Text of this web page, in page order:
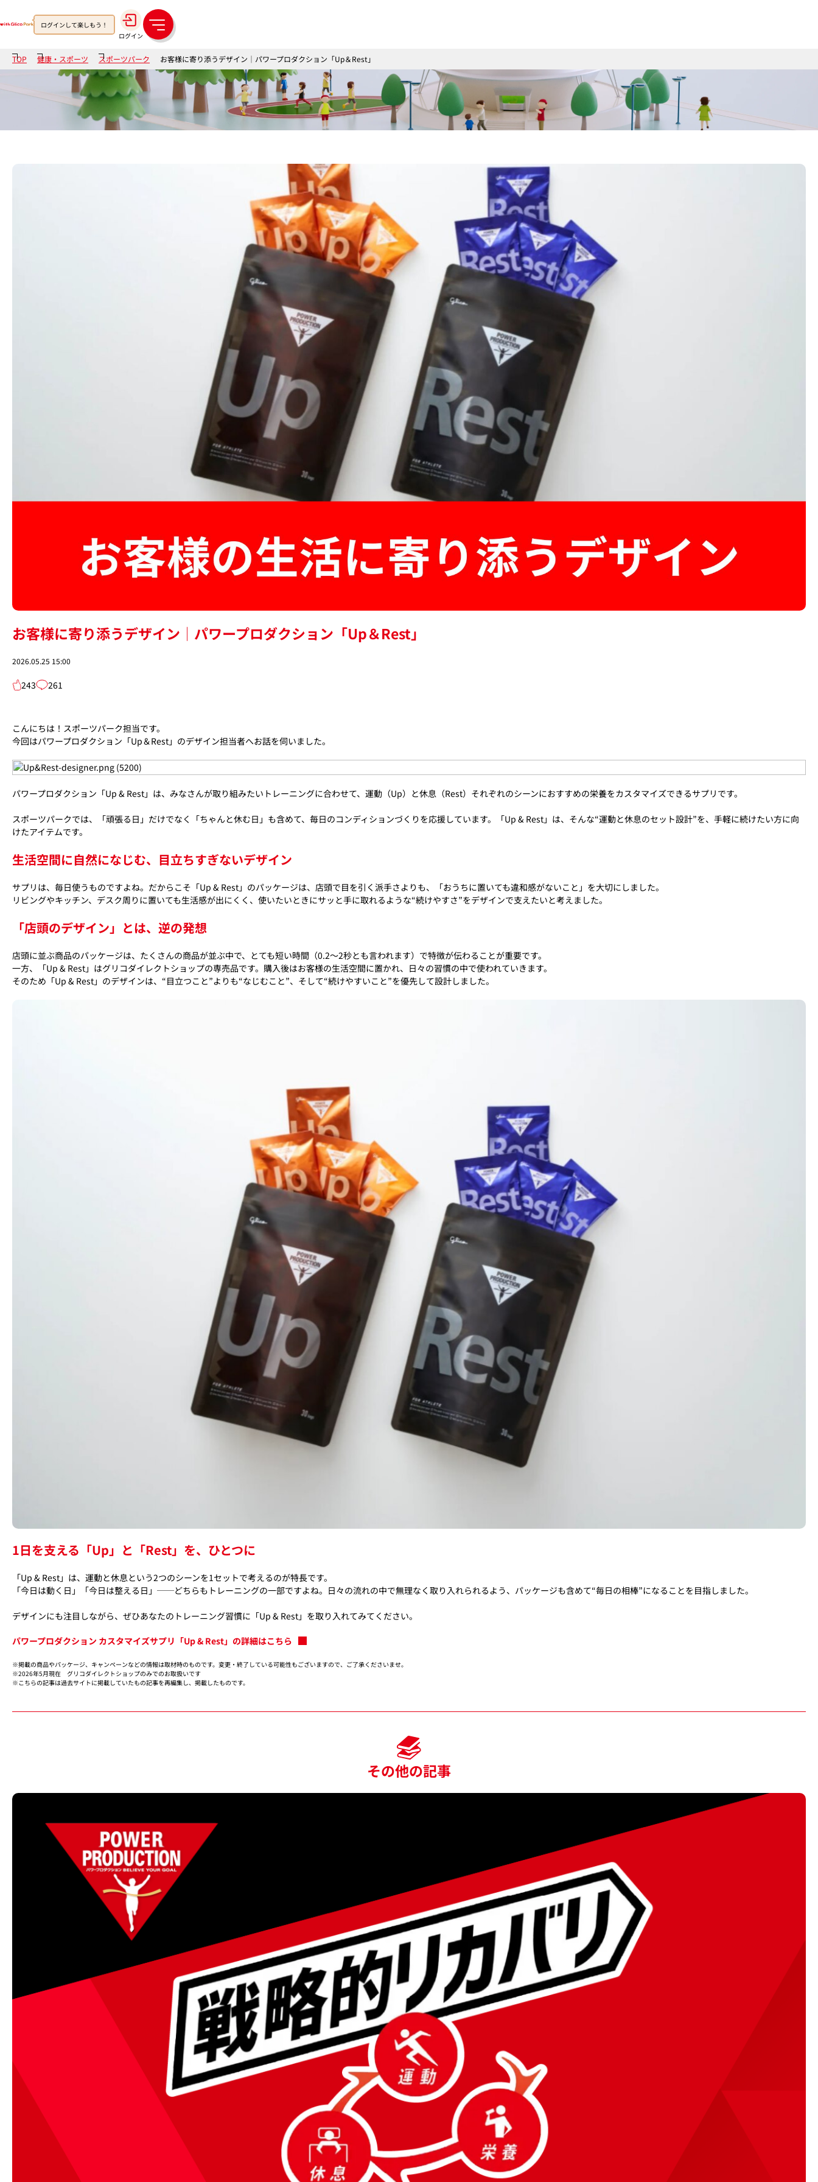
ログインして楽しもう！
ログイン
メ
ニ
ュ
ー
TOP 健康・スポーツ スポーツパーク お客様に寄り添うデザイン│パワープロダクション「Up＆Rest」
お客様に寄り添うデザイン│パワープロダクション「Up＆Rest」
2026.05.25 15:00
243 261
こんにちは！スポーツパーク担当です。
今回はパワープロダクション「Up＆Rest」のデザイン担当者へお話を伺いました。
パワープロダクション「Up & Rest」は、みなさんが取り組みたいトレーニングに合わせて、運動（Up）と休息（Rest）それぞれのシーンにおすすめの栄養をカスタマイズできるサプリです。
スポーツパークでは、「頑張る日」だけでなく「ちゃんと休む日」も含めて、毎日のコンディションづくりを応援しています。「Up & Rest」は、そんな“運動と休息のセット設計”を、手軽に続けたい方に向
けたアイテムです。
生活空間に自然になじむ、目立ちすぎないデザイン
サプリは、毎日使うものですよね。だからこそ「Up & Rest」のパッケージは、店頭で目を引く派手さよりも、「おうちに置いても違和感がないこと」を大切にしました。
リビングやキッチン、デスク周りに置いても生活感が出にくく、使いたいときにサッと手に取れるような“続けやすさ”をデザインで支えたいと考えました。
「店頭のデザイン」とは、逆の発想
店頭に並ぶ商品のパッケージは、たくさんの商品が並ぶ中で、とても短い時間（0.2〜2秒とも言われます）で特徴が伝わることが重要です。
一方、「Up & Rest」はグリコダイレクトショップの専売品です。購入後はお客様の生活空間に置かれ、日々の習慣の中で使われていきます。
そのため「Up & Rest」のデザインは、“目立つこと”よりも“なじむこと”、そして“続けやすいこと”を優先して設計しました。
1日を支える「Up」と「Rest」を、ひとつに
「Up & Rest」は、運動と休息という2つのシーンを1セットで考えるのが特長です。
「今日は動く日」「今日は整える日」──どちらもトレーニングの一部ですよね。日々の流れの中で無理なく取り入れられるよう、パッケージも含めて“毎日の相棒”になることを目指しました。
デザインにも注目しながら、ぜひあなたのトレーニング習慣に「Up & Rest」を取り入れてみてください。
パワープロダクション カスタマイズサプリ「Up & Rest」の詳細はこちら
※掲載の商品やパッケージ、キャンペーンなどの情報は取材時のものです。変更・終了している可能性もございますので、ご了承くださいませ。
※2026年5月現在 グリコダイレクトショップのみでのお取扱いです
※こちらの記事は過去サイトに掲載していたもの記事を再編集し、掲載したものです。
その他の記事